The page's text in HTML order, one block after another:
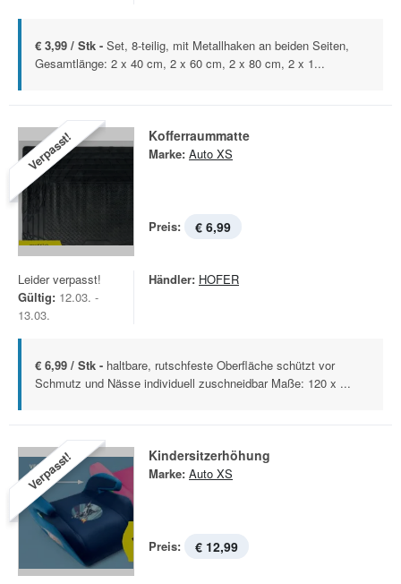
€ 3,99 / Stk - Set, 8-teilig, mit Metallhaken an beiden Seiten,
Gesamtlänge: 2 x 40 cm, 2 x 60 cm, 2 x 80 cm, 2 x 1...
Verpasst! Kofferraummatte
Marke: Auto XS
Preis: € 6,99
Leider verpasst!
Gültig: 12.03. -
13.03.
Händler: HOFER
€ 6,99 / Stk - haltbare, rutschfeste Oberfläche schützt vor
Schmutz und Nässe individuell zuschneidbar Maße: 120 x ...
Verpasst! Kindersitzerhöhung
Marke: Auto XS
Preis: € 12,99